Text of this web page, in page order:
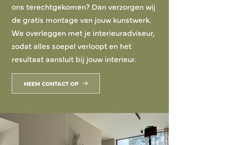
ons terechtgekomen? Dan verzorgen wij
de gratis montage van jouw kunstwerk.
We overleggen met je interieuradviseur,
zodat alles soepel verloopt en het
resultaat aansluit bij jouw interieur.
NEEM CONTACT OP